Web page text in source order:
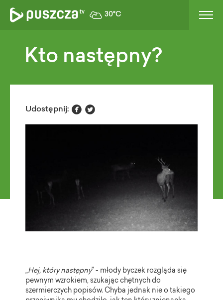
30°C
Kto następny?
Udostępnij:  
„Hej, który następny” - młody byczek rozgląda się
pewnym wzrokiem, szukając chętnych do
szermierczych popisów. Chyba jednak nie o takiego